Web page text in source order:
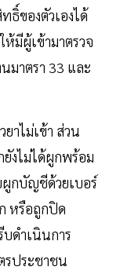
ธิ์ของตัวเองได้
มีผู้เข้ามาตรวจ
มาตรา 33 และ
าไม่เข้า ส่วน
งไม่ได้ผูกพร้อม
ผูกบัญชีด้วยเบอร์
หรือถูกปิด
บดำเนินการ
ประชาชน